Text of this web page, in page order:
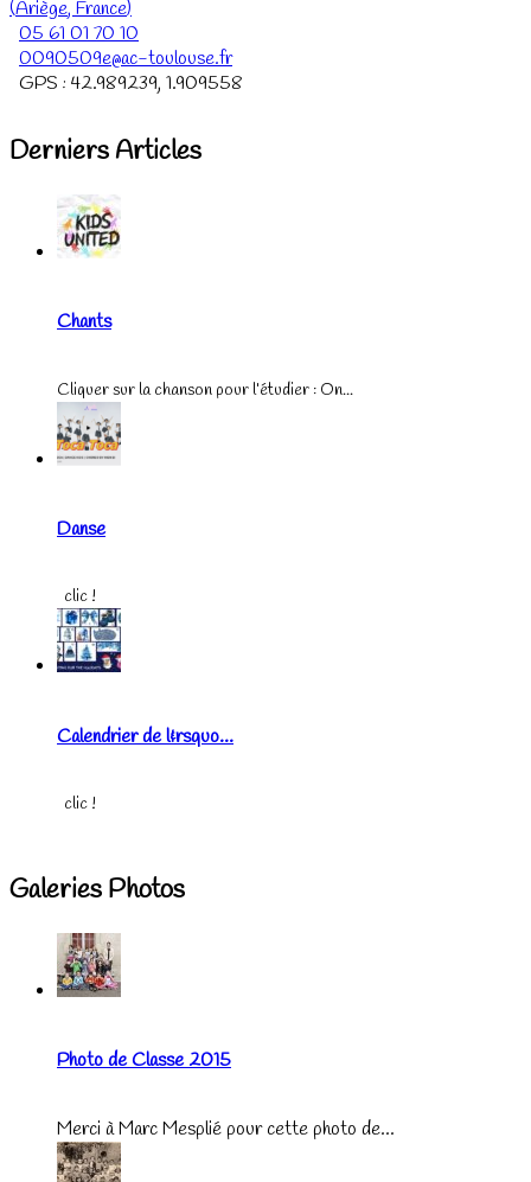
(Ariège, France)
05 61 01 70 10
0090509e@ac-toulouse.fr
GPS : 42.989239, 1.909558
Derniers Articles
Chants
Cliquer sur la chanson pour l’étudier : On...
Danse
clic !
Calendrier de l&rsquo...
clic !
Galeries Photos
Photo de Classe 2015
Merci à Marc Mesplié pour cette photo de...